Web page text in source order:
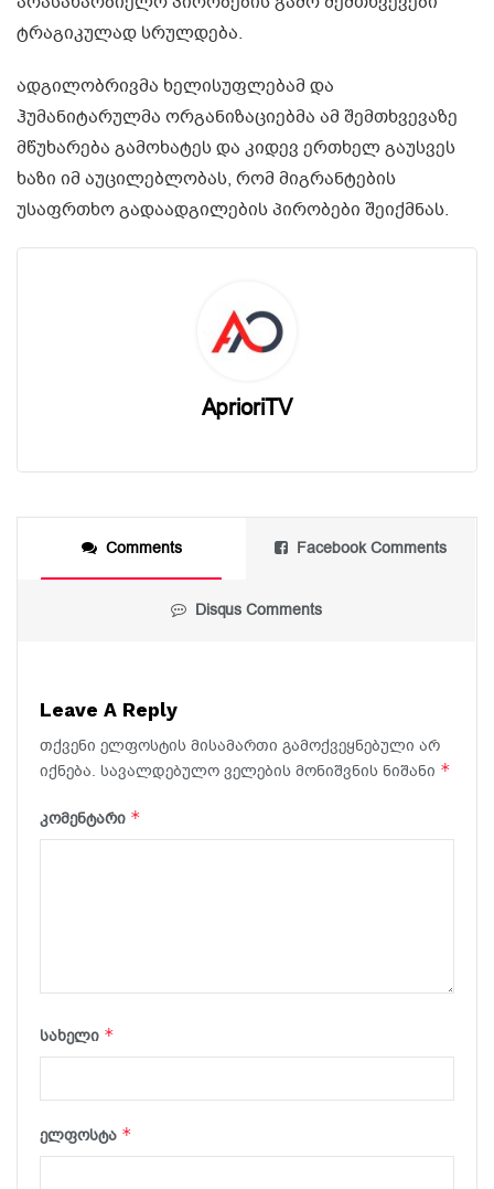
ტრაგიკულად სრულდება.
ადგილობრივმა ხელისუფლებამ და
ჰუმანიტარულმა ორგანიზაციებმა ამ შემთხვევაზე
მწუხარება გამოხატეს და კიდევ ერთხელ გაუსვეს
ხაზი იმ აუცილებლობას, რომ მიგრანტების
უსაფრთხო გადაადგილების პირობები შეიქმნას.
AprioriTV
Comments Facebook Comments
Disqus Comments
Leave A Reply
თქვენი ელფოსტის მისამართი გამოქვეყნებული არ
იქნება. სავალდებულო ველების მონიშვნის ნიშანი *
კომენტარი *
სახელი *
ელფოსტა *